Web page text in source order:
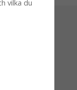
vilka du